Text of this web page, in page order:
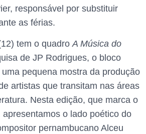
responsável por substituir
as férias.
tem o quadroA Música do
de JP Rodrigues, o bloco
pequena mostra da produção
artistas que transitam nas áreas
Nesta edição, que marca o
o lado poético do
pernambucano Alceu